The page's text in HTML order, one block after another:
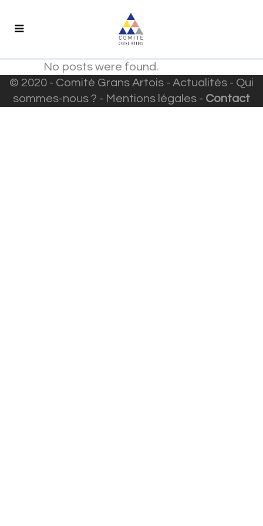
No posts were found.
© 2020 - Comité Grans Artois - Actualités - Qui
sommes-nous ? - Mentions légales - Contact